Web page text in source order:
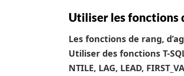
Utiliser les fonctions
Les fonctions de rang,
Utiliser des fonctions T-
NTILE, LAG, LEAD,